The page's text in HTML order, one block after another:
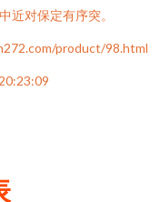
近对保定有序突。
product/98.html